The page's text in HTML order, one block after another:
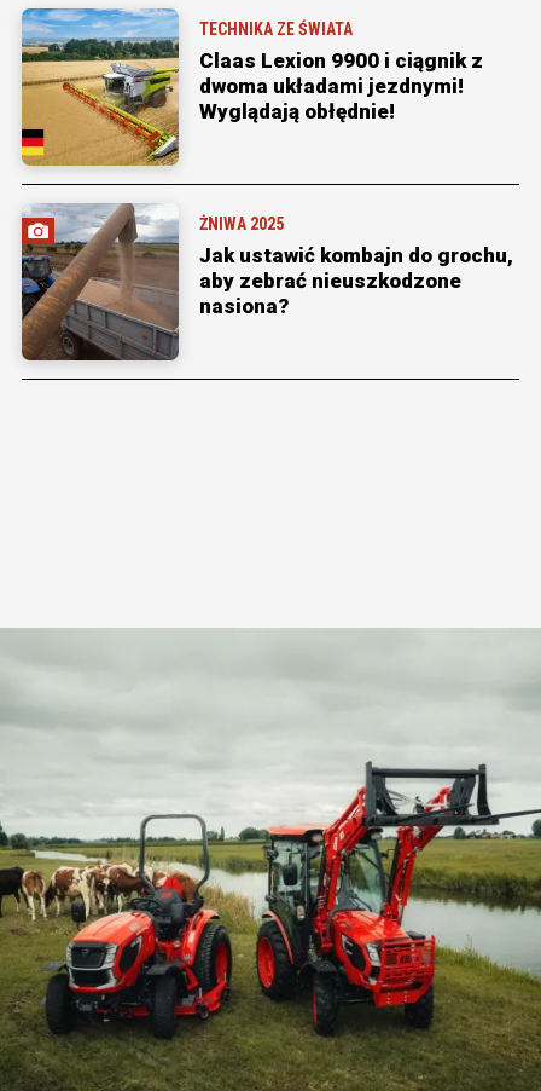
TECHNIKA ZE ŚWIATA
Claas Lexion 9900 i ciągnik z
dwoma układami jezdnymi!
Wyglądają obłędnie!
ŻNIWA 2025
Jak ustawić kombajn do grochu,
aby zebrać nieuszkodzone
nasiona?